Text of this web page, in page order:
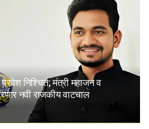
प्रवेश निश्चित; मंत्री महाजन व
नवी राजकीय वाटचाल